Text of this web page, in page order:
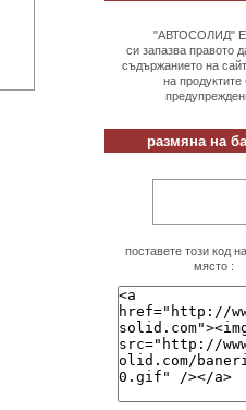
"АВТОСОЛИД"
си запазва правото
съдържанието на
на продуктите
размяна на
поставете този код
място :